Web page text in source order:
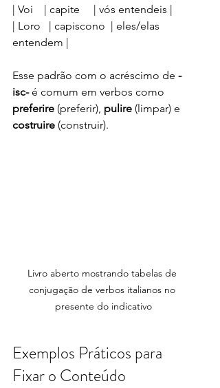
| Voi    | capite     | vós entendeis |
| Loro   | capiscono  | eles/elas
entendem |
Esse padrão com o acréscimo de -
isc- é comum em verbos como
preferire (preferir), pulire (limpar) e
costruire (construir).
Livro aberto mostrando tabelas de
conjugação de verbos italianos no
presente do indicativo
Exemplos Práticos para
Fixar o Conteúdo